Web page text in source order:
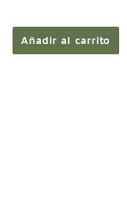
Añadir al carrito